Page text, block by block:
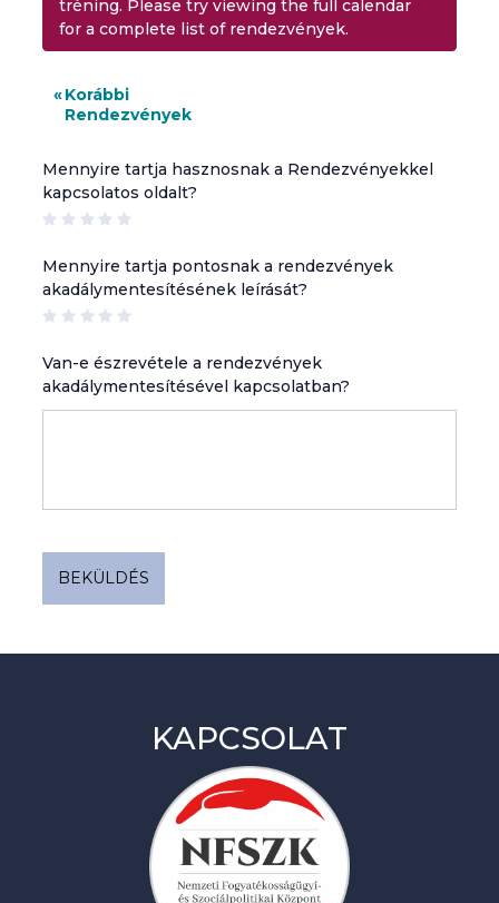
tréning. Please try viewing the full calendar
for a complete list of rendezvények.
Rendezvények
lista
navigáció
«Korábbi
Rendezvények
Mennyire tartja hasznosnak a Rendezvényekkel
kapcsolatos oldalt?
Mennyire tartja pontosnak a rendezvények
akadálymentesítésének leírását?
Van-e észrevétele a rendezvények
akadálymentesítésével kapcsolatban?
BEKÜLDÉS
KAPCSOLAT